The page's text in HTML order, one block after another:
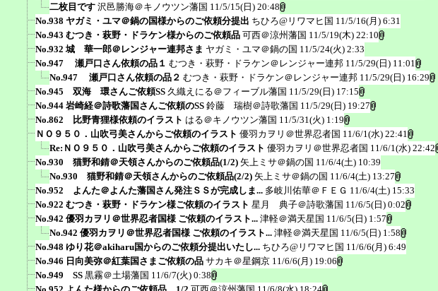
二枚目です 沢邑勝海＠キノウツン藩国 11/5/15(日) 20:48
No.938 ヤガミ・ユマ＠鍋の国様からのご依頼分提出 ちひろ@リワマヒ国 11/5/16(月) 6:31
No.943 むつき・萩野・ドラケン様からのご依頼品 可西＠涼州藩国 11/5/19(木) 22:10
No.932 城 華一郎＠レンジャー連邦さま ヤガミ・ユマ＠鍋の国 11/5/24(火) 2:33
No.947 瀬戸口さん依頼の品１ むつき・萩野・ドラケン＠レンジャー連邦 11/5/29(日) 11:01
No.947 瀬戸口さん依頼の品２ むつき・萩野・ドラケン＠レンジャー連邦 11/5/29(日) 16:29
No.945 双海 環さんご依頼SS 久織えにる＠フィーブル藩国 11/5/29(日) 17:15
No.944 岩崎経＠詩歌藩国さんご依頼のSS 鈴藤 瑞樹＠詩歌藩国 11/5/29(日) 19:27
No.862 比野青狸様依頼のイラスト はる＠キノウツン藩国 11/5/31(火) 1:19
ＮＯ９５０．山吹弓美さんからご依頼のイラスト 優羽カヲリ＠世界忍者国 11/6/1(水) 22:41
Re:ＮＯ９５０．山吹弓美さんからご依頼のイラスト 優羽カヲリ＠世界忍者国 11/6/1(水) 22:42
No.930 猫野和錆＠天領さんからのご依頼品(1/2) 矢上ミサ＠鍋の国 11/6/4(土) 10:39
No.930 猫野和錆＠天領さんからのご依頼品(2/2) 矢上ミサ＠鍋の国 11/6/4(土) 13:27
No.952 よんた＠よんた藩国さん発注ＳＳが完成しま... 多岐川佑華＠ＦＥＧ 11/6/4(土) 15:33
No.922 むつき・萩野・ドラケン様ご依頼のイラスト 星月 典子＠詩歌藩国 11/6/5(日) 0:02
No.942 優羽カヲリ＠世界忍者国様 ご依頼のイラスト... 津軽＠満天星国 11/6/5(日) 1:57
No.942 優羽カヲリ＠世界忍者国様 ご依頼のイラスト... 津軽＠満天星国 11/6/5(日) 1:58
No.948 ゆり花＠akiharu国からのご依頼分提出いたし... ちひろ@リワマヒ国 11/6/6(月) 6:49
No.946 日向美弥＠紅葉国さまご依頼の品 サカキ＠星鋼京 11/6/6(月) 19:06
No.949 SS 黒霧＠土場藩国 11/6/7(火) 0:38